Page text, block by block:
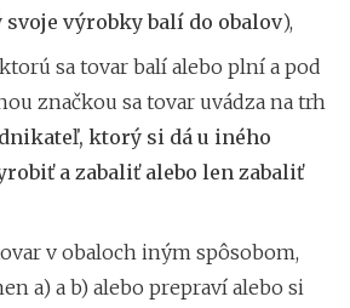
výrobky balí do obalov),
sa tovar balí alebo plní a pod
značkou sa tovar uvádza na trh
ktorý si dá u iného
a zabaliť alebo len zabaliť
v obaloch iným spôsobom,
a) a b) alebo prepraví alebo si